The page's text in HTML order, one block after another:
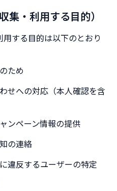
集・利用する目的）
する目的は以下のとおり
ため
せへの対応（本人確認を含
ンペーン情報の提供
の連絡
違反するユーザーの特定